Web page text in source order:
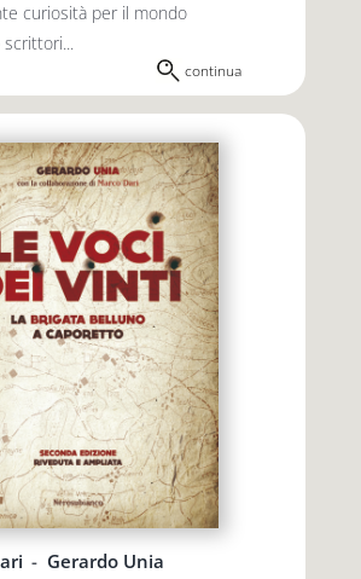
curiosità per il mondo
continua
- Gerardo Unia